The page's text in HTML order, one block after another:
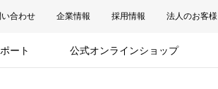
合わせ 企業情報 採用情報 法人のお客様
ート 公式オンラインショップ